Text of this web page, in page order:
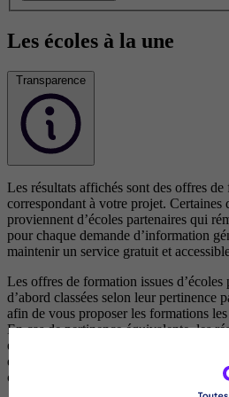
Les écoles à la une
Transparence
Les résultats affichés sont des offres
correspondant à votre projet. Certaines
proviennent d’écoles partenaires qui
pour chaque demande d’information
maintenir un service gratuit et
Les offres de formation issues d’écoles
d’abord classées selon leur pertinence
afin de vous proposer les formations
En cas de pertinence équivalente, les
en fonction d’un scoring précis qui met
disposent d’éléments de visibilité,
cours.